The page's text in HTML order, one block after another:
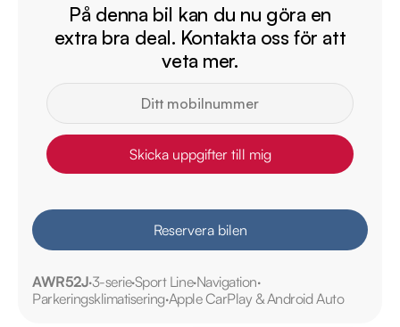
På denna bil kan du nu göra en
extra bra deal. Kontakta oss för att
veta mer.
Skicka uppgifter till mig
Reservera bilen
AWR52J3-serieSport LineNavigation
Parkeringsklimatisering Apple CarPlay & Android Auto